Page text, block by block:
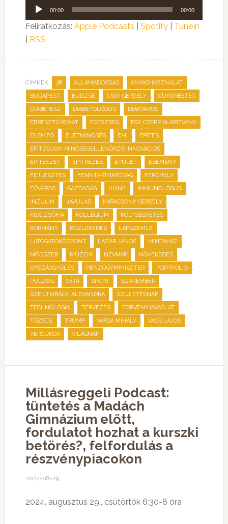
Audió
lejátszó
00:00 00:00
Feliratkozás: Apple Podcasts Spotify| TuneIn
RSS
CÍMKÉK: 3R , ÁLLAMADÓSSÁG , ANYAGHASZNÁLAT ,
BUDAPEST , BÜDZSÉ , CSIKI GERGELY , CUKORBETEG ,
DIABÉTESZ , DIABETOLÓGUS , DIÁKVÁROS ,
ÉBRESZTŐ ROVAT , EGÉSZSÉG , EGY CSEPP ALAPÍTVÁNY ,
ELEMZŐ , ÉLETMINŐSÉG , ÉMI , ÉPÍTÉS ,
ÉPÍTÉSÜGYI MINŐSÉGELLENŐRZŐ INNOVÁCIÓS ,
ÉPÍTÉSZET , ÉPÍTKEZÉS , ÉPÜLET , ESEMÉNY ,
FEJLESZTÉS , FENNTARTHATÓSÁG , FÉRŐHELY ,
FŐVÁROS , GAZDASÁG , HIÁNY , IMMUNOLÓGUS ,
INZULIN , JAVULÁS , KARÁCSONY GERGELY ,
KISS ZSÓFIA , KOLLÉGIUM , KÖLTSÉGVETÉS ,
KORMÁNY , KÖZLEKEDÉS , LAPSZEMLE ,
LÁTOGATÓKÖZPONT , LÁZÁR JÁNOS , MINTAHÁZ ,
MÓDSZER , MÚZEM , NÉVNAP , NÖVEKEDÉS ,
ORSZÁGGYŰLÉS , PÉNZÜGYMINISZTER , PORTFÓLIÓ ,
PULZUS , SÉTA , SPORT , SZAKEMBER ,
SZENTKIRÁLYI ALEXANDRA , SZÜLETÉSNAP ,
TECHNOLÓGIA , TERVEZÉS , TÖRVÉNYJAVASLAT ,
TŐZSDE , TRUMP , VARGA MIHÁLY , VASS LAJOS ,
VÉRCUKOR , VILÁGNAP
Millásreggeli Podcast:
tüntetés a Madách
Gimnázium előtt,
fordulatot hozhat a kurszki
betörés?, felfordulás a
részvénypiacokon
2024-08-29
2024. augusztus 29., csütörtök 6:30-8 óra